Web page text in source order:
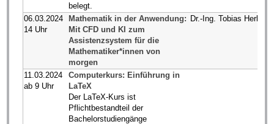
belegt.
06.03.2024
14 Uhr
Mathematik in der Anwendung:
Mit CFD und KI zum
Assistenzsystem für die
Mathematiker*innen von
morgen
Dr.-Ing. Tobias Herken
11.03.2024
ab 9 Uhr
Computerkurs: Einführung in
LaTeX
Der LaTeX-Kurs ist
Pflichtbestandteil der
Bachelorstudiengänge